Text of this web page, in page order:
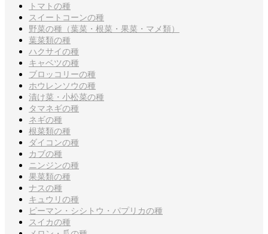
トマトの種
スイートコーンの種
野菜の種（葉菜・根菜・果菜・マメ類）
葉菜類の種
ハクサイの種
キャベツの種
ブロッコリーの種
ホウレンソウの種
漬け菜・小松菜の種
タマネギの種
ネギの種
根菜類の種
ダイコンの種
カブの種
ニンジンの種
果菜類の種
ナスの種
キュウリの種
ピーマン・シシトウ・パプリカの種
スイカの種